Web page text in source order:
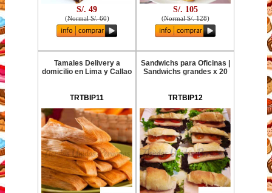
S/. 49
(Normal S/. 60)
S/. 105
(Normal S/. 128)
Tamales Delivery a
domicilio en Lima y Callao
TRTBIP11
Sandwichs para Oficinas |
Sandwichs grandes x 20
TRTBIP12